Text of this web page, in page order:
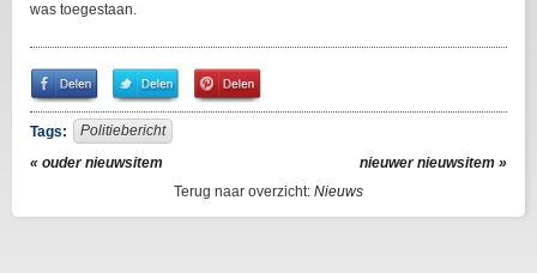
was toegestaan.
Share
on
Facebook
Share
on
Twitter
Pin
It!
Tags:
Politiebericht
« ouder nieuwsitem
nieuwer nieuwsitem »
Terug naar overzicht: Nieuws